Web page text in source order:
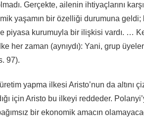
Gerçekte, ailenin ihtiyaçlarını
yaşamın bir özelliği durumuna
piyasa kurumuyla bir ilişkisi vardı. …
her zaman (aynıydı): Yani, grup
97).
yapma ilkesi Aristo’nun da altını
için Aristo bu ilkeyi reddeder.
bir ekonomik amacın